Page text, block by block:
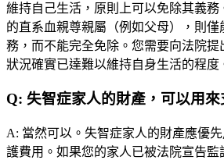
維持自己生活，原則上可以免除其義務
的直系血親尊親屬（例如父母），則
務，而不能完全免除。您需要向法院
狀況確實已達難以維持自身生活的程度
Q: 失智症家人的財產，可以用來
A: 當然可以。失智症家人的財產應優
護費用。如果您的家人已被法院宣告監